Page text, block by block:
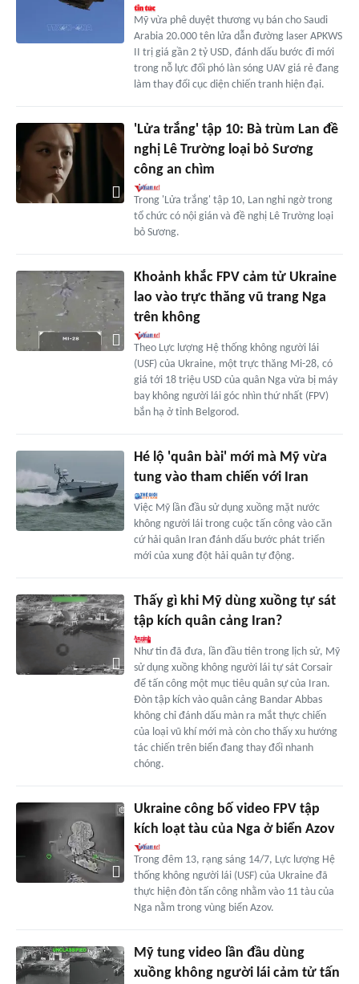
Mỹ vừa phê duyệt thương vụ bán cho Saudi
Arabia 20.000 tên lửa dẫn đường laser APKWS
II trị giá gần 2 tỷ USD, đánh dấu bước đi mới
trong nỗ lực đối phó làn sóng UAV giá rẻ đang
làm thay đổi cục diện chiến tranh hiện đại.
'Lửa trắng' tập 10: Bà trùm Lan đề
nghị Lê Trường loại bỏ Sương
công an chìm
Trong 'Lửa trắng' tập 10, Lan nghi ngờ trong
tổ chức có nội gián và đề nghị Lê Trường loại
bỏ Sương.
Khoảnh khắc FPV cảm tử Ukraine
lao vào trực thăng vũ trang Nga
trên không
Theo Lực lượng Hệ thống không người lái
(USF) của Ukraine, một trực thăng Mi-28, có
giá tới 18 triệu USD của quân Nga vừa bị máy
bay không người lái góc nhìn thứ nhất (FPV)
bắn hạ ở tỉnh Belgorod.
Hé lộ 'quân bài' mới mà Mỹ vừa
tung vào tham chiến với Iran
Việc Mỹ lần đầu sử dụng xuồng mặt nước
không người lái trong cuộc tấn công vào căn
cứ hải quân Iran đánh dấu bước phát triển
mới của xung đột hải quân tự động.
Thấy gì khi Mỹ dùng xuồng tự sát
tập kích quân cảng Iran?
Như tin đã đưa, lần đầu tiên trong lịch sử, Mỹ
sử dụng xuồng không người lái tự sát Corsair
để tấn công một mục tiêu quân sự của Iran.
Đòn tập kích vào quân cảng Bandar Abbas
không chỉ đánh dấu màn ra mắt thực chiến
của loại vũ khí mới mà còn cho thấy xu hướng
tác chiến trên biển đang thay đổi nhanh
chóng.
Ukraine công bố video FPV tập
kích loạt tàu của Nga ở biển Azov
Trong đêm 13, rạng sáng 14/7, Lực lượng Hệ
thống không người lái (USF) của Ukraine đã
thực hiện đòn tấn công nhằm vào 11 tàu của
Nga nằm trong vùng biển Azov.
Mỹ tung video lần đầu dùng
xuồng không người lái cảm tử tấn